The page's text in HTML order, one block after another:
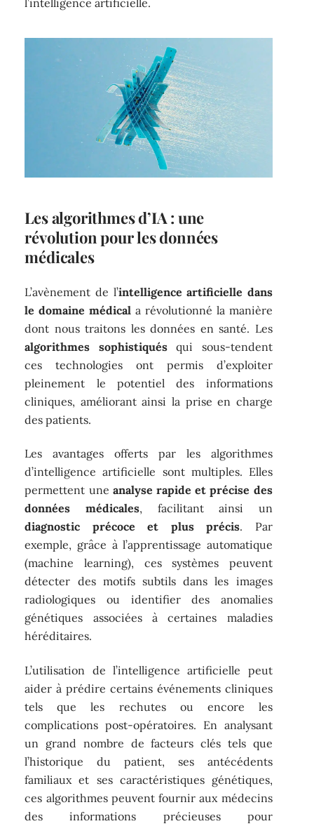
Les algorithmes d’IA : une
révolution pour les données
médicales
L’avènement de l’intelligence artificielle dans
le domaine médical a révolutionné la manière
dont nous traitons les données en santé. Les
algorithmes sophistiquésqui sous-tendent
ces technologies ont permis d’exploiter
pleinement le potentiel des informations
cliniques, améliorant ainsi la prise en charge
des patients.
Les avantages offerts par les algorithmes
d’intelligence artificielle sont multiples. Elles
permettent une analyse rapide et précise des
données médicales, facilitant ainsi un
diagnostic précoce et plus précis. Par
exemple, grâce à l’apprentissage automatique
(machine learning), ces systèmes peuvent
détecter des motifs subtils dans les images
radiologiques ou identifier des anomalies
génétiques associées à certaines maladies
héréditaires.
L’utilisation de l’intelligence artificielle peut
aider à prédire certains événements cliniques
tels que les rechutes ou encore les
complications post-opératoires. En analysant
un grand nombre de facteurs clés tels que
l’historique du patient, ses antécédents
familiaux et ses caractéristiques génétiques,
ces algorithmes peuvent fournir aux médecins
des informations précieuses pour